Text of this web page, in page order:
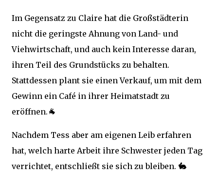
Im Gegensatz zu Claire hat die Großstädterin
nicht die geringste Ahnung von Land- und
Viehwirtschaft, und auch kein Interesse daran,
ihren Teil des Grundstücks zu behalten.
Stattdessen plant sie einen Verkauf, um mit dem
Gewinn ein Café in ihrer Heimatstadt zu
eröffnen. 🐐
Nachdem Tess aber am eigenen Leib erfahren
hat, welch harte Arbeit ihre Schwester jeden Tag
verrichtet, entschließt sie sich zu bleiben. 🐇